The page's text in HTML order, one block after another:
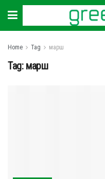
Home Tag марш
Tag: марш